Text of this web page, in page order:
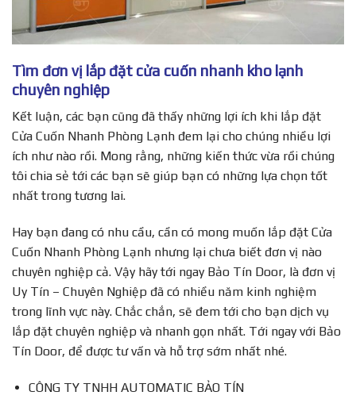
Tìm đơn vị lắp đặt cửa cuốn nhanh kho lạnh
chuyên nghiệp
Kết luận, các bạn cũng đã thấy những lợi ích khi lắp đặt
Cửa Cuốn Nhanh Phòng Lạnh đem lại cho chúng nhiều lợi
ích như nào rồi. Mong rằng, những kiến thức vừa rồi chúng
tôi chia sẻ tới các bạn sẽ giúp bạn có những lựa chọn tốt
nhất trong tương lai.
Hay bạn đang có nhu cầu, cần có mong muốn lắp đặt Cửa
Cuốn Nhanh Phòng Lạnh nhưng lại chưa biết đơn vị nào
chuyên nghiệp cả. Vậy hãy tới ngay Bảo Tín Door, là đơn vị
Uy Tín – Chuyên Nghiệp đã có nhiều năm kinh nghiệm
trong lĩnh vực này. Chắc chắn, sẽ đem tới cho bạn dịch vụ
lắp đặt chuyên nghiệp và nhanh gọn nhất. Tới ngay với Bảo
Tín Door, để được tư vấn và hỗ trợ sớm nhất nhé.
CÔNG TY TNHH AUTOMATIC BẢO TÍN